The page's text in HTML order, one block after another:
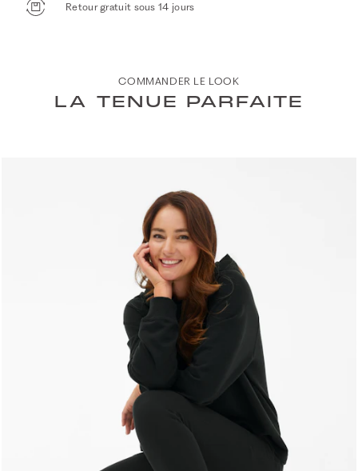
Retour gratuit sous 14 jours
COMMANDER LE LOOK
LA TENUE PARFAITE